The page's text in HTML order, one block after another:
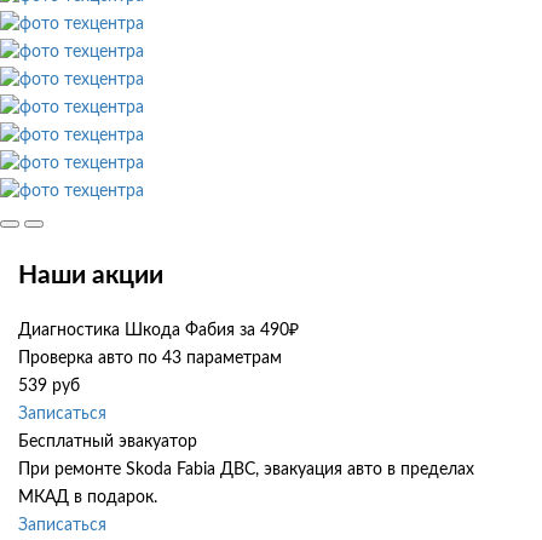
Наши акции
Диагностика Шкода Фабия за 490₽
Проверка авто по 43 параметрам
539 руб
Записаться
Бесплатный эвакуатор
При ремонте Skoda Fabia ДВС, эвакуация авто в пределах
МКАД в подарок.
Записаться